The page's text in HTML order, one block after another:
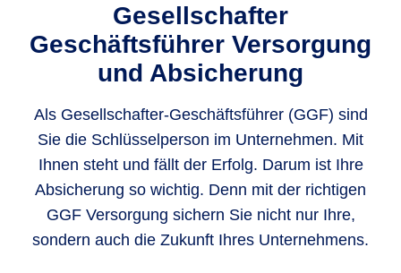
Gesellschafter
Geschäftsführer Versorgung
und Absicherung
Als Gesellschafter-Geschäftsführer (GGF) sind
Sie die Schlüsselperson im Unternehmen. Mit
Ihnen steht und fällt der Erfolg. Darum ist Ihre
Absicherung so wichtig. Denn mit der richtigen
GGF Versorgung sichern Sie nicht nur Ihre,
sondern auch die Zukunft Ihres Unternehmens.